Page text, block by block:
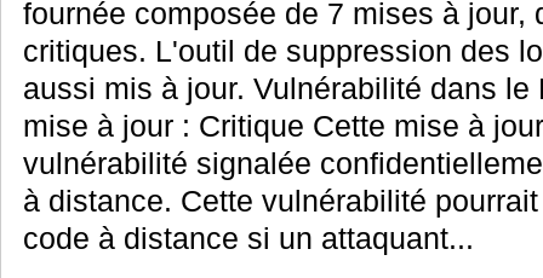
fournée composée de 7 mises à jour,
critiques. L'outil de suppression des
aussi mis à jour. Vulnérabilité dans
mise à jour : Critique Cette mise à
vulnérabilité signalée
à distance. Cette vulnérabilité
code à distance si un attaquant...